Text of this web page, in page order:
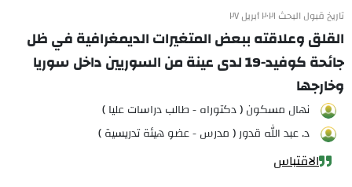
تاريخ قبول البحث ٢٠٢١ أبريل ٢٧
القلق وعلاقته ببعض المتغيرات الديمغرافية في ظل
جائحة كوفيد-19 لدى عينة من السوريين داخل سوريا
وخارجها
نهال مسكون ( دكتوراه - طالب دراسات عليا )
د. عبد الله قدور ( مدرس - عضو هيئة تدريسية )
الاقتباس